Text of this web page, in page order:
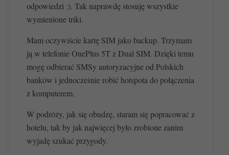
odpowiedzi :). Tak naprawdę stosuję wszystkie
wymienione triki.
Mam oczywiście kartę SIM jako backup. Trzymam
ją w telefonie OnePlus 5T z Dual SIM. Dzięki temu
mogę odbierać SMSy autoryzacyjne od Polskich
banków i jednocześnie robić hotspota do połączenia
z komputerem.
W podróży, jak się obudzę, staram się popracować z
hotelu, tak by jak najwięcej było zrobione zanim
wyjadę szukać przygody.